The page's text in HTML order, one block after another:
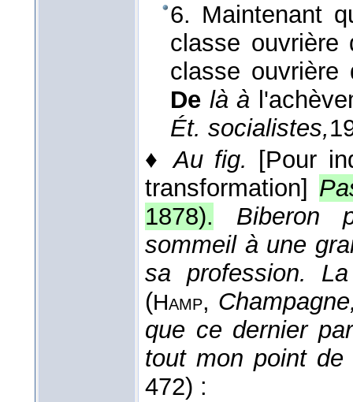
6. Maintenant
classe ouvrière
classe
De là à
Ét. socialistes,
♦Au fig.
[Pour
transformation]
1878).
Biberon
sommeil à une
sa profession.
(Hamp,
que ce dernier
tout mon point
472) :